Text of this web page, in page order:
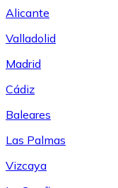
Alicante
Valladolid
Madrid
Cádiz
Baleares
Las Palmas
Vizcaya